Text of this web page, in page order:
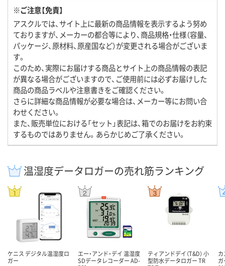
※ご注意【免責】
アスクルでは、サイト上に最新の商品情報を表示するよう努め
ておりますが、メーカーの都合等により、商品規格・仕様（容量、
パッケージ、原材料、原産国など）が変更される場合がございま
す。
このため、実際にお届けする商品とサイト上の商品情報の表記
が異なる場合がございますので、ご使用前には必ずお届けした
商品の商品ラベルや注意書きをご確認ください。
さらに詳細な商品情報が必要な場合は、メーカー等にお問い合
わせください。
また、販売単位における「セット」表記は、箱でのお届けをお約束
するものではありません。あらかじめご了承ください。
温湿度データロガーの売れ筋ランキング
ケニス デジタル温湿度ロ
ガー
エー・アンド・デイ 温湿度
SDデータレコーダー AD-
ティアンドデイ（T&D） 小
型防水データロガー TR
ガ